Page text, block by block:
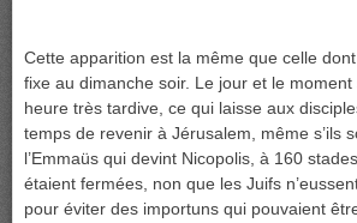
Cette apparition est la même que celle
fixe au dimanche soir. Le jour et le
heure très tardive, ce qui laisse aux
temps de revenir à Jérusalem, même s’ils
l’Emmaüs qui devint Nicopolis, à 160
étaient fermées, non que les Juifs
pour éviter des importuns qui pouvaient